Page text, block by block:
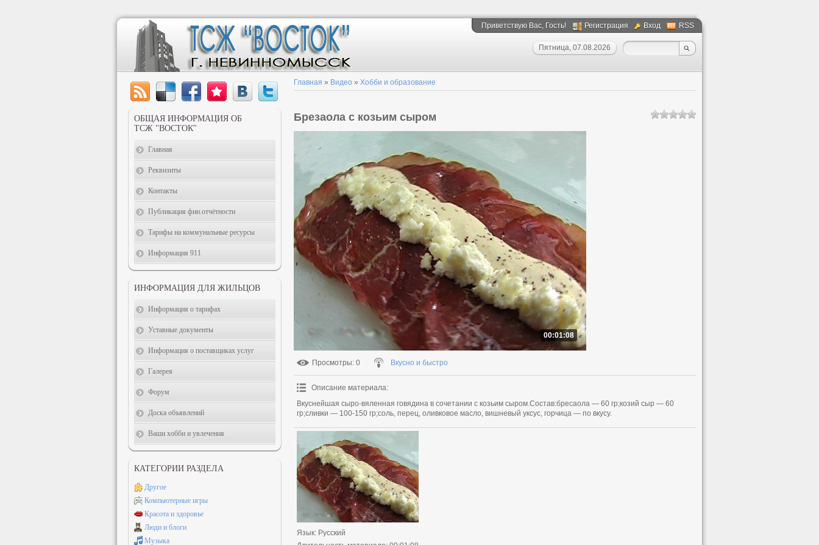
Приветствую Вас, Гость! Регистрация Вход RSS
Пятница, 07.08.2026
Главная » Видео » Хобби и образование
Брезаола с козьим сыром
00:01:08
Просмотры: 0 Вкусно и быстро
Описание материала:
Вкуснейшая сыро-вяленная говядина в сочетании с козьим сыром.Состав:бресаола — 60 гр;козий сыр — 60
гр;сливки — 100-150 гр;соль, перец, оливковое масло, вишневый уксус, горчица — по вкусу.
Язык: Русский
ОБЩАЯ ИНФОРМАЦИЯ ОБ
ТСЖ "ВОСТОК"
Главная
Реквизиты
Контакты
Публикация фин.отчётности
Тарифы на коммунальные ресурсы
Информация 911
ИНФОРМАЦИЯ ДЛЯ ЖИЛЬЦОВ
Информация о тарифах
Уставные документы
Информация о поставщиках услуг
Галерея
Форум
Доска объявлений
Ваши хобби и увлечения
КАТЕГОРИИ РАЗДЕЛА
Другое
Компьютерные игры
Красота и здоровье
Люди и блоги
Музыка